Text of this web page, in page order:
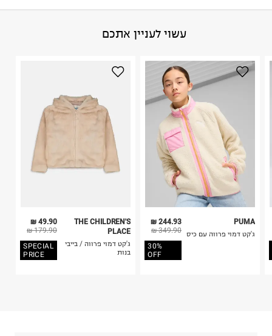
פריטים שבירים יש להחזיר עם שליח דרך ממשק ההחזרות
2. לא ניתן להחזיר חולצות בי"ס מודפסות בהדפסה אישית.
3. מוצרי טיפוח ניתן להחזיר סגורים באריזתם המקורית
בלבד. לא ניתן להחזיר לקים.
כביסה עדינה במכונה עד-30°C
לכבס צבעים כהים בנפרד
ללא חומרי הלבנה, ללא השריה
אין לשפשף במקום אחד
לייבש הפוך ובצל
אין לייבש במכונת ייבוש
אסור לגהץ
ניקוי יבש אסור
ללא סחיטה
היבואן
טרמינל איקס אונליין בע"מ
עשוי לעניין אתכם
49.90 ₪
179.90 ₪
SPECIAL
PRICE
THE CHILDREN'S
PLACE
ג'קט דמוי פרווה / בייבי
בנות
244.93 ₪
349.90 ₪
30%
OFF
PUMA
ג'קט דמוי פרווה עם כיס